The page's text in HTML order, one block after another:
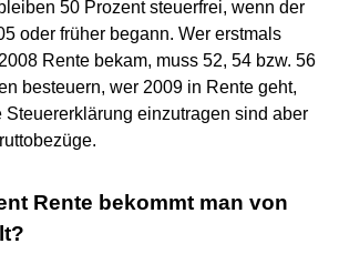
50 Prozent steuerfrei, wenn der
oder früher begann. Wer erstmals
Rente bekam, muss 52, 54 bzw. 56
besteuern, wer 2009 in Rente geht,
Steuererklärung einzutragen sind aber
Rente bekommt man von